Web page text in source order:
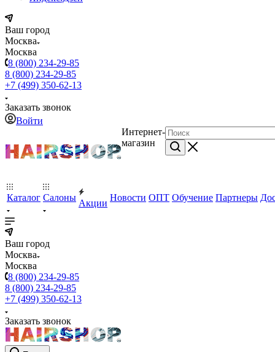
Ваш город
Москва
Москва
8 (800) 234-29-85
8 (800) 234-29-85
+7 (499) 350-62-13
Заказать звонок
Войти
Интернет-
магазин
Каталог Салоны
Акции
Новости ОПТ Обучение Партнеры
Ваш город
Москва
Москва
8 (800) 234-29-85
8 (800) 234-29-85
+7 (499) 350-62-13
Заказать звонок